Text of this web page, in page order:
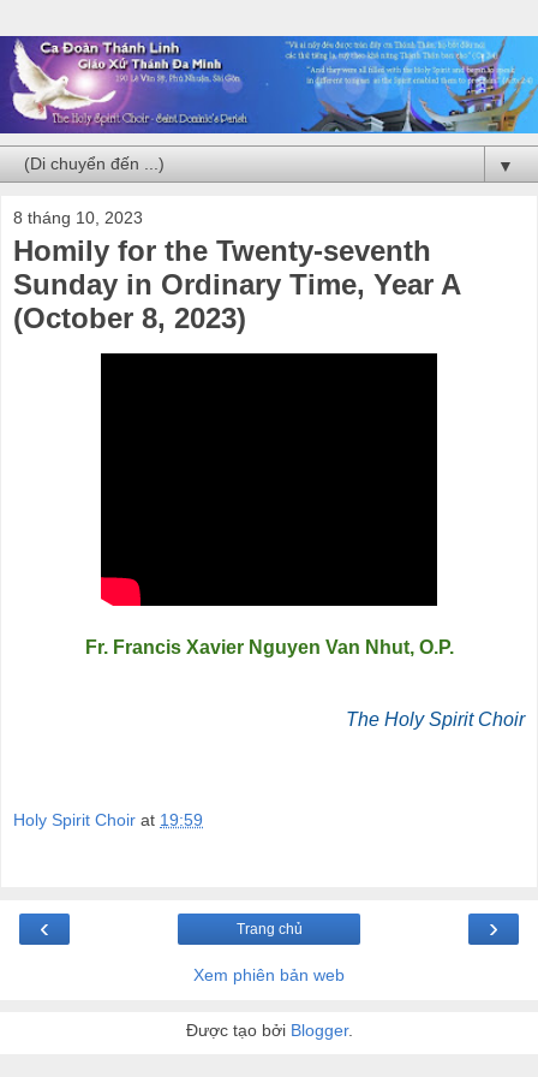
▼
8 tháng 10, 2023
Homily for the Twenty-seventh
Sunday in Ordinary Time, Year A
(October 8, 2023)
Fr. Francis Xavier Nguyen Van Nhut, O.P.
The Holy Spirit Choir
Holy Spirit Choir at 19:59
‹ ›
Trang chủ
Xem phiên bản web
Được tạo bởi Blogger.